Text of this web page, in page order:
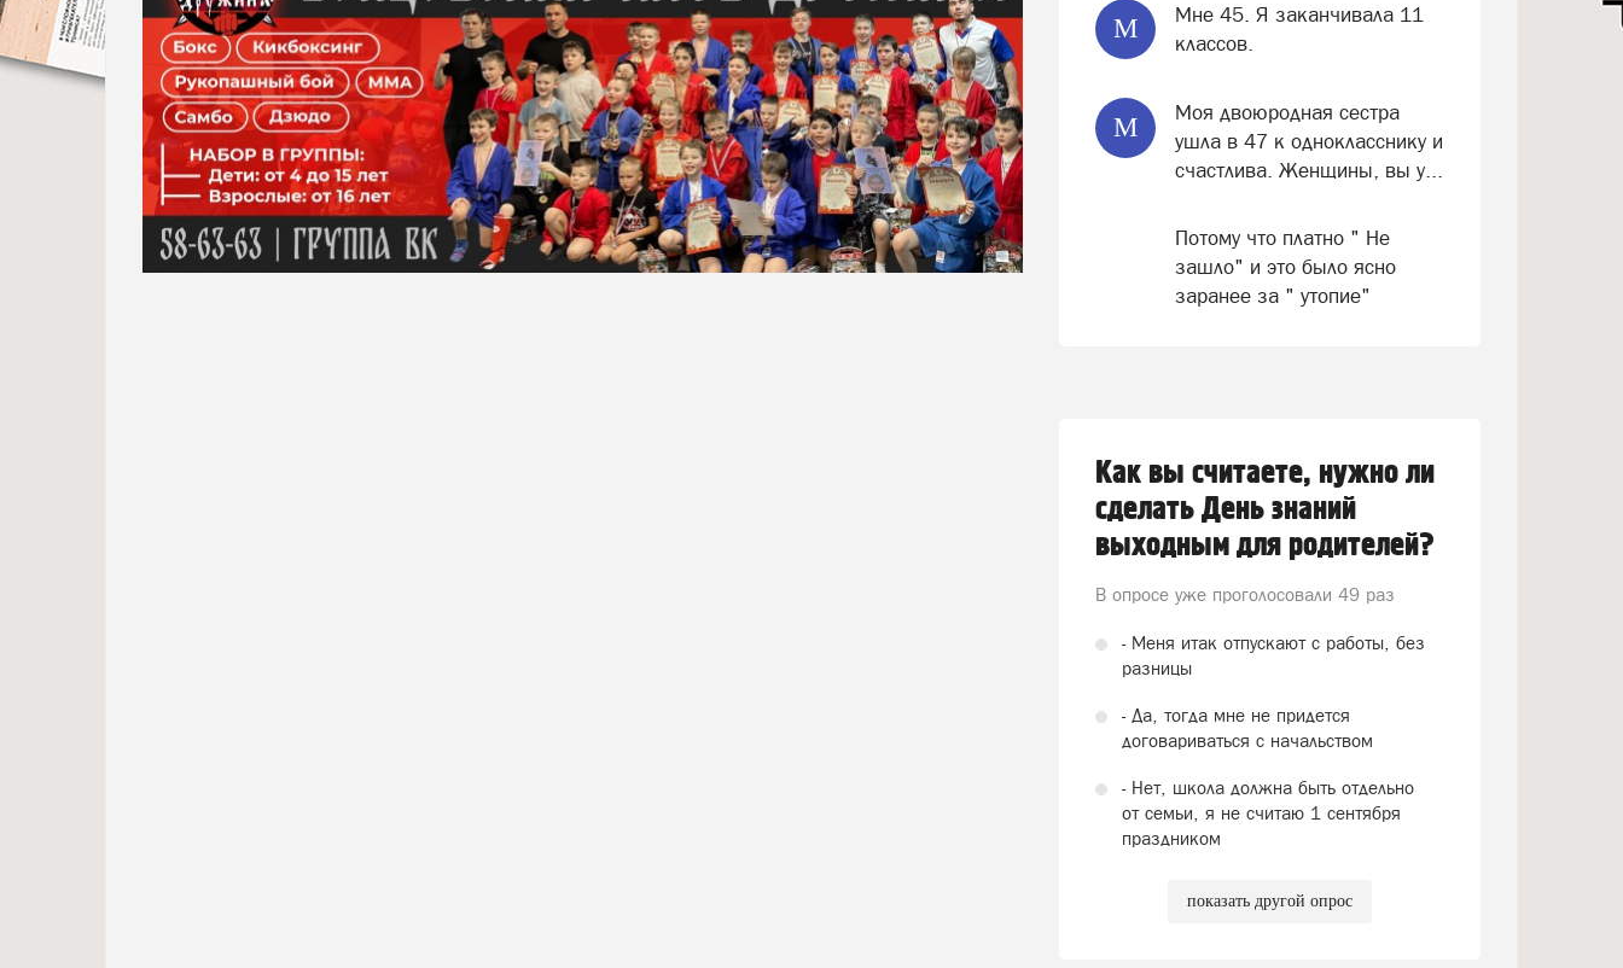
М
Мне 45. Я заканчивала 11
классов.
М
Моя двоюродная сестра
ушла в 47 к однокласснику и
счастлива. Женщины, вы у...
Потому что платно " Не
зашло" и это было ясно
заранее за " утопие"
Как вы считаете, нужно ли
сделать День знаний
выходным для родителей?
В опросе уже проголосовали 49 раз
- Меня итак отпускают с работы, без
разницы
- Да, тогда мне не придется
договариваться с начальством
- Нет, школа должна быть отдельно
от семьи, я не считаю 1 сентября
праздником
показать другой опрос